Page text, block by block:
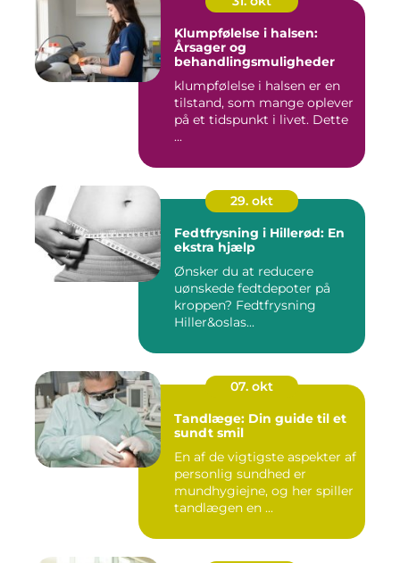
Klumpfølelse i halsen:
Årsager og
behandlingsmuligheder
klumpfølelse i halsen er en
tilstand, som mange oplever
på et tidspunkt i livet. Dette
...
29. okt
Fedtfrysning i Hillerød: En
ekstra hjælp
Ønsker du at reducere
uønskede fedtdepoter på
kroppen? Fedtfrysning
Hiller&oslas...
07. okt
Tandlæge: Din guide til et
sundt smil
En af de vigtigste aspekter af
personlig sundhed er
mundhygiejne, og her spiller
tandlægen en ...